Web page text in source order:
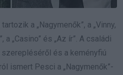
a „Nagymenők”, a „Vinny,
a „Casino” és „Az ír”. A családi
és a keményfiú
ismert Pesci a „Nagymenők”-